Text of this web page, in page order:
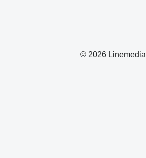
© 2026 Linemedia